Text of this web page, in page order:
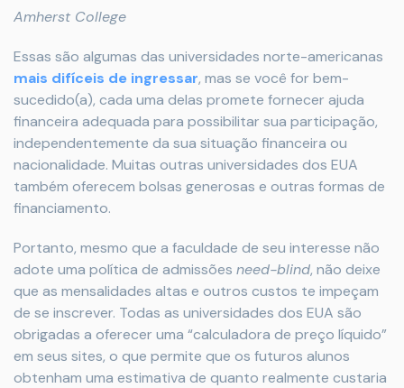
Amherst College
Essas são algumas das universidades norte-americanas
mais difíceis de ingressar, mas se você for bem-
sucedido(a), cada uma delas promete fornecer ajuda
financeira adequada para possibilitar sua participação,
independentemente da sua situação financeira ou
nacionalidade. Muitas outras universidades dos EUA
também oferecem bolsas generosas e outras formas de
financiamento.
Portanto, mesmo que a faculdade de seu interesse não
adote uma política de admissões need-blind, não deixe
que as mensalidades altas e outros custos te impeçam
de se inscrever. Todas as universidades dos EUA são
obrigadas a oferecer uma “calculadora de preço líquido”
em seus sites, o que permite que os futuros alunos
obtenham uma estimativa de quanto realmente custaria